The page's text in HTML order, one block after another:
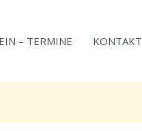
– TERMINE KONTAKT